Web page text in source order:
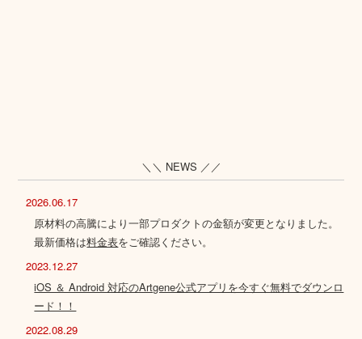
＼＼ NEWS ／／
2026.06.17
原材料の高騰により一部プロダクトの金額が変更となりました。
最新価格は料金表をご確認ください。
2023.12.27
iOS ＆ Android 対応のArtgene公式アプリを今すぐ無料でダウンロ
ード！！
2022.08.29